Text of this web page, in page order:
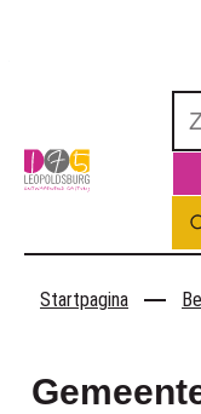
Leopoldsburg
Startpagina